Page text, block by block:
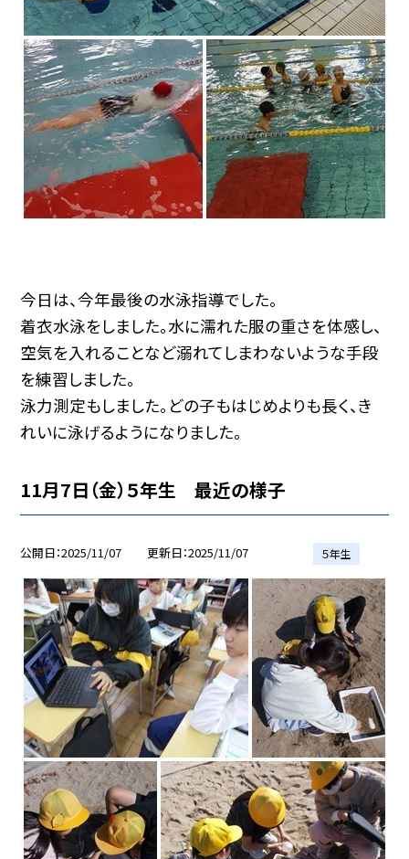
今日は、今年最後の水泳指導でした。
着衣水泳をしました。水に濡れた服の重さを体感し、
空気を入れることなど溺れてしまわないような手段
を練習しました。
泳力測定もしました。どの子もはじめよりも長く、き
れいに泳げるようになりました。
11月7日（金）５年生 最近の様子
公開日 2025/11/07 更新日 2025/11/07 ５年生